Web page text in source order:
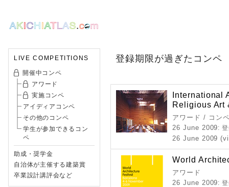
LIVE COMPETITIONS
開催中コンペ
アワード
実施コンペ
アイディアコンペ
その他のコンペ
学生が参加できるコン
ペ
助成・奨学金
自治体が主催する建築賞
卒業設計講評会など
登録期限が過ぎたコンペ
International
Religious Art
アワード / コン
26 June 2009:
26 June 2009
World
アワード
26 June 2009: